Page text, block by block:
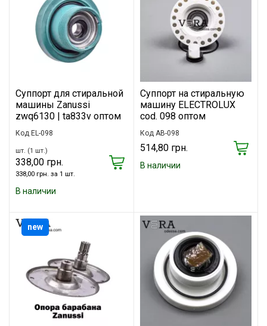
Суппорт для стиральной
машины Zanussi
zwq6130 | ta833v оптом
Код EL-098
шт. (1 шт.)
338,00 грн.
338,00 грн. за 1 шт.
В наличии
Суппорт на стиральную
машину ELECTROLUX
cod. 098 оптом
Код AB-098
514,80 грн.
В наличии
new